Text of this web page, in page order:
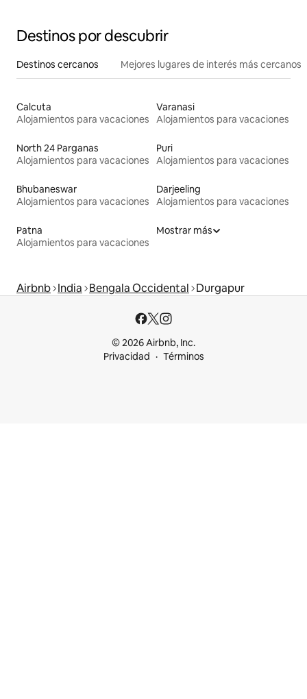
Destinos por descubrir
Destinos cercanos Mejores lugares de interés más cercanos
Calcuta
Alojamientos para vacaciones
Varanasi
Alojamientos para vacaciones
North 24 Parganas
Alojamientos para vacaciones
Puri
Alojamientos para vacaciones
Bhubaneswar
Alojamientos para vacaciones
Darjeeling
Alojamientos para vacaciones
Patna
Alojamientos para vacaciones
Mostrar más
Airbnb India Bengala Occidental Durgapur
© 2026 Airbnb, Inc.
Privacidad
Términos